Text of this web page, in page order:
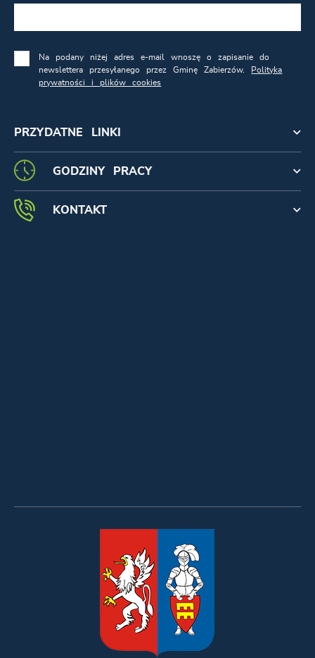
PRZYDATNE LINKI
Na podany niżej adres e-mail wnoszę o zapisanie do
newslettera przesyłanego przez Gminę Zabierzów.
Polityka
prywatności i plików cookies
GODZINY PRACY
KONTAKT